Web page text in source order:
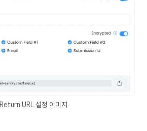
Return URL 설정 이미지